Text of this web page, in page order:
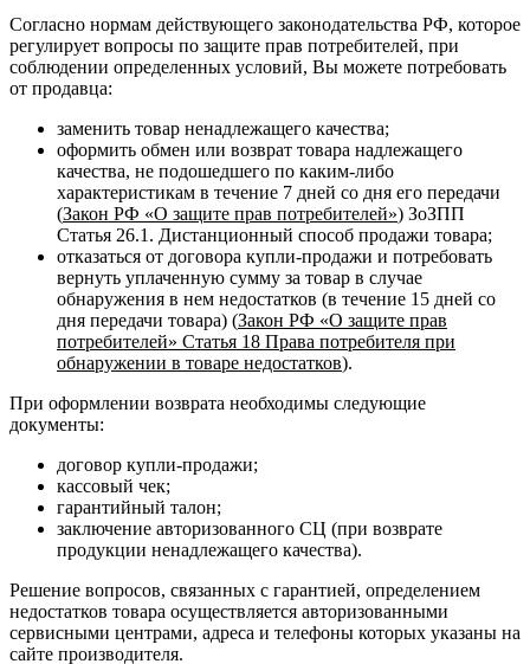
Согласно нормам действующего законодательства РФ, которое
регулирует вопросы по защите прав потребителей, при
соблюдении определенных условий, Вы можете потребовать
от продавца:
заменить товар ненадлежащего качества;
оформить обмен или возврат товара надлежащего
качества, не подошедшего по каким-либо
характеристикам в течение 7 дней со дня его передачи
(Закон РФ «О защите прав потребителей») ЗоЗПП
Статья 26.1. Дистанционный способ продажи товара;
отказаться от договора купли-продажи и потребовать
вернуть уплаченную сумму за товар в случае
обнаружения в нем недостатков (в течение 15 дней со
дня передачи товара) (Закон РФ «О защите прав
потребителей» Статья 18 Права потребителя при
обнаружении в товаре недостатков).
При оформлении возврата необходимы следующие
документы:
договор купли-продажи;
кассовый чек;
гарантийный талон;
заключение авторизованного СЦ (при возврате
продукции ненадлежащего качества).
Решение вопросов, связанных с гарантией, определением
недостатков товара осуществляется авторизованными
сервисными центрами, адреса и телефоны которых указаны на
сайте производителя.